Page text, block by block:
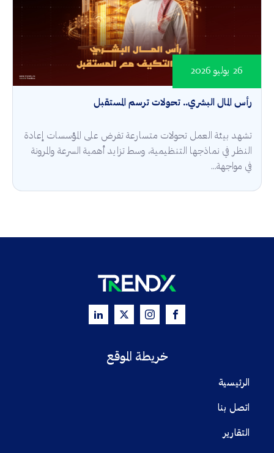
رأس المال البشري.. تحولات ترسم المستقبل
26 يوليو 2026
تشهد بيئة العمل تحولات متسارعة تفرض على المؤسسات إعادة
النظر في نماذجها التنظيمية، وسط تزايد أهمية السرعة والمرونة
في مواجهة...
خريطة الموقع
الرئيسية
اتصل بنا
التقارير